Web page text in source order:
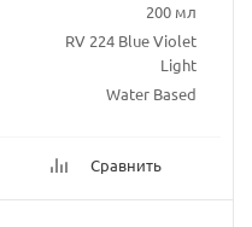
200 мл
RV 224 Blue Violet
Light
Water Based
Сравнить